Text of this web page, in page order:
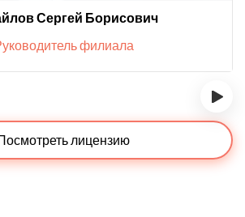
Сергей Борисович
филиала
›
лицензию